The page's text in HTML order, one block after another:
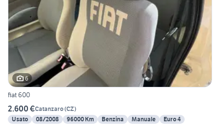
6
fiat 600
2.600 €Catanzaro(CZ)
Usato
08/2008 96000 Km Benzina Manuale Euro 4